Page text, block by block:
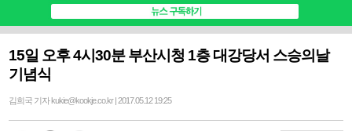
15일 오후 4시30분 부산시청 1층 대강당서 스승의날
기념식
김희국 기자 kukie@kookje.co.kr | 2017.05.12 19:25